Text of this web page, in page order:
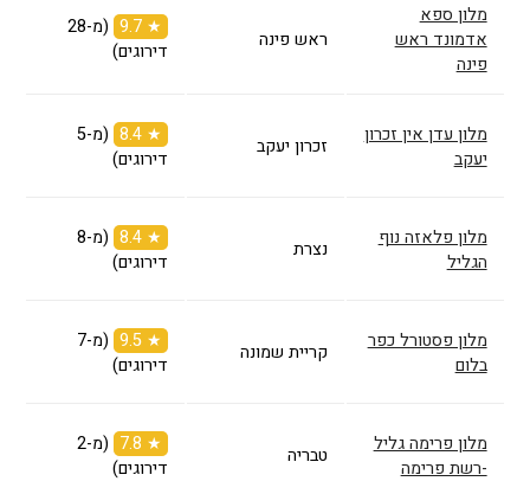
מלון ספא
אדמונד ראש
פינה
ראש פינה
★ 9.7
(מ-28
דירוגים)
מלון עדן אין זכרון
יעקב
זכרון יעקב ★ 8.4
(מ-5
דירוגים)
מלון פלאזה נוף
הגליל
נצרת ★ 8.4
(מ-8
דירוגים)
מלון פסטורל כפר
בלום
קריית שמונה ★ 9.5
(מ-7
דירוגים)
מלון פרימה גליל
-רשת פרימה
טבריה ★ 7.8
(מ-2
דירוגים)